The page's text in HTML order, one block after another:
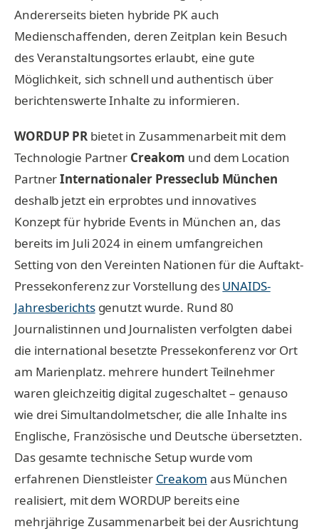
Andererseits bieten hybride PK auch
Medienschaffenden, deren Zeitplan kein Besuch
des Veranstaltungsortes erlaubt, eine gute
Möglichkeit, sich schnell und authentisch über
berichtenswerte Inhalte zu informieren.
WORDUP PR bietet in Zusammenarbeit mit dem
Technologie Partner Creakom und dem Location
PartnerInternationaler Presseclub München
deshalb jetzt ein erprobtes und innovatives
Konzept für hybride Events in München an, das
bereits im Juli 2024 in einem umfangreichen
Setting von den Vereinten Nationen für die Auftakt-
Pressekonferenz zur Vorstellung desUNAIDS-
Jahresberichtsgenutzt wurde. Rund 80
Journalistinnen und Journalisten verfolgten dabei
die international besetzte Pressekonferenz vor Ort
am Marienplatz. mehrere hundert Teilnehmer
waren gleichzeitig digital zugeschaltet – genauso
wie drei Simultandolmetscher, die alle Inhalte ins
Englische, Französische und Deutsche übersetzten.
Das gesamte technische Setup wurde vom
erfahrenen Dienstleister Creakom aus München
realisiert, mit dem WORDUP bereits eine
mehrjährige Zusammenarbeit bei der Ausrichtung